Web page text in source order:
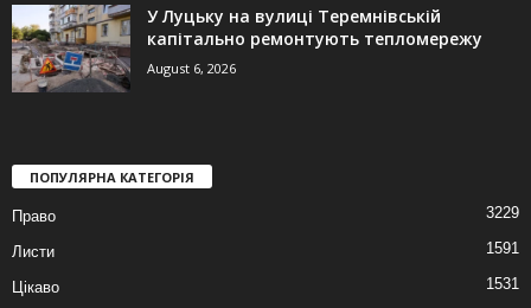
У Луцьку на вулиці Теремнівській
капітально ремонтують тепломережу
August 6, 2026
ПОПУЛЯРНА КАТЕГОРІЯ
Право 3229
Листи 1591
Цікаво 1531